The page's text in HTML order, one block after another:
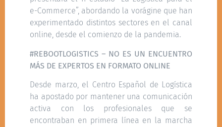
e-Commerce”, abordando la vorágine que han
experimentado distintos sectores en el canal
online, desde el comienzo de la pandemia.
#REBOOTLOGISTICS – NO ES UN ENCUENTRO
MÁS DE EXPERTOS EN FORMATO ONLINE
Desde marzo, el Centro Español de Logística
ha apostado por mantener una comunicación
activa con los profesionales que se
encontraban en primera línea en la marcha